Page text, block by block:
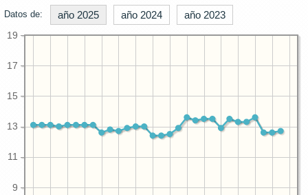
Datos de: año 2025 año 2024 año 2023
9
11
13
15
17
19